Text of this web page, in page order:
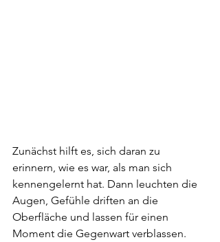
Zunächst hilft es, sich daran zu
erinnern, wie es war, als man sich
kennengelernt hat. Dann leuchten die
Augen, Gefühle driften an die
Oberfläche und lassen für einen
Moment die Gegenwart verblassen.